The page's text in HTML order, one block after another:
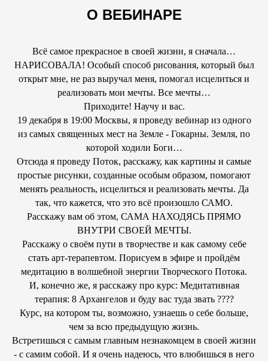
О ВЕБИНАРЕ
Всё самое прекрасное в своей жизни, я сначала…
НАРИСОВАЛА! Особый способ рисования, который был
открыт мне, не раз выручал меня, помогал исцелиться и
реализовать мои мечты. Все мечты…
Приходите! Научу и вас.
19 декабря в 19:00 Москвы, я проведу вебинар из одного
из самых священных мест на Земле - Гокарны. Земля, по
которой ходили Боги…
Отсюда я проведу Поток, расскажу, как картины и самые
простые рисунки, созданные особым образом, помогают
менять реальность, исцелиться и реализовать мечты. Да
так, что кажется, что это всё произошло САМО.
Расскажу вам об этом, САМА НАХОДЯСЬ ПРЯМО
ВНУТРИ СВОЕЙ МЕЧТЫ.
Расскажу о своём пути в творчестве и как самому себе
стать арт-терапевтом. Порисуем в эфире и пройдём
медитацию в волшебной энергии Творческого Потока.
И, конечно же, я расскажу про курс: Медитативная
терапия: 8 Архангелов и буду вас туда звать ????
Курс, на котором ты, возможно, узнаешь о себе больше,
чем за всю предыдущую жизнь.
Встретишься с самым главным незнакомцем в своей жизни
- с самим собой. И я очень надеюсь, что влюбишься в него